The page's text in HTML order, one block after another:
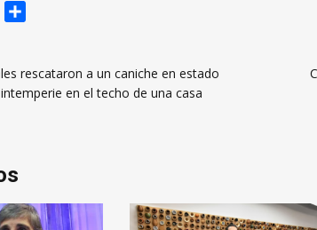
Email
rescataron a un caniche en estado
en el techo de una casa